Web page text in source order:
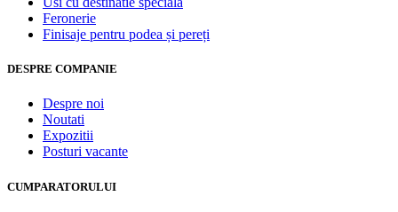
Feronerie
Finisaje pentru podea și pereți
DESPRE COMPANIE
Despre noi
Noutati
Expozitii
Posturi vacante
CUMPARATORULUI